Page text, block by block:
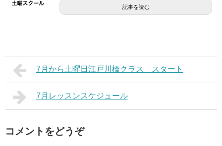
記事を読む
7月から土曜日江戸川橋クラス スタート
7月レッスンスケジュール
コメントをどうぞ